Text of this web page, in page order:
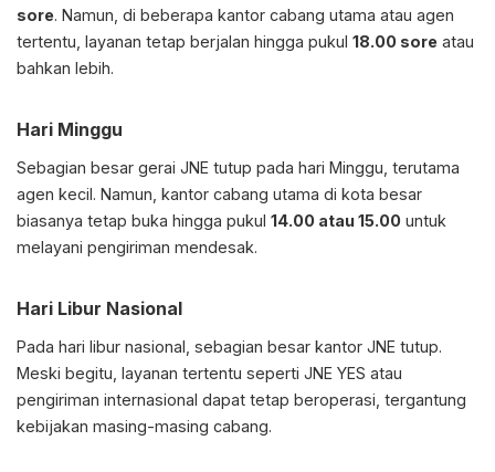
sore. Namun, di beberapa kantor cabang utama atau agen
tertentu, layanan tetap berjalan hingga pukul 18.00 sore atau
bahkan lebih.
Hari Minggu
Sebagian besar gerai JNE tutup pada hari Minggu, terutama
agen kecil. Namun, kantor cabang utama di kota besar
biasanya tetap buka hingga pukul 14.00 atau 15.00 untuk
melayani pengiriman mendesak.
Hari Libur Nasional
Pada hari libur nasional, sebagian besar kantor JNE tutup.
Meski begitu, layanan tertentu seperti JNE YES atau
pengiriman internasional dapat tetap beroperasi, tergantung
kebijakan masing-masing cabang.